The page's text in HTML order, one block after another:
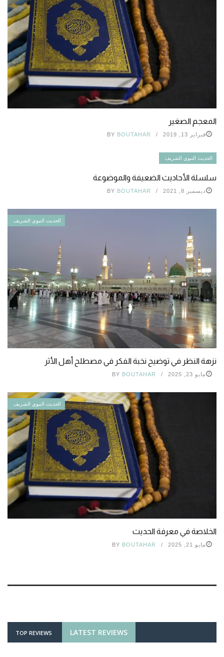
المعجم الصغير
فبراير 13, 2019 BY BOUTAHAR
الحديث النبوي الشريف
سلسلة الأحاديث الضعيفة والموضوعة
ديسمبر 8, 2021 BY BOUTAHAR
الحديث النبوي الشريف
نزهة النظر في توضيح نخبة الفكر في مصطلح أهل الأثر
مايو 23, 2025 BY BOUTAHAR
الحديث النبوي الشريف
الخلاصة في معرفة الحديث
مايو 21, 2025 BY BOUTAHAR
LATEST REVIEWS
TOP REVIEWS